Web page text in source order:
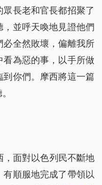
長老和官長都招聚了
並呼天喚地見證他們
全然敗壞，偏離我所
為惡的事，以手所做
你們。摩西將這一篇
，面對以色列民不斷地
順服地完成了帶領以